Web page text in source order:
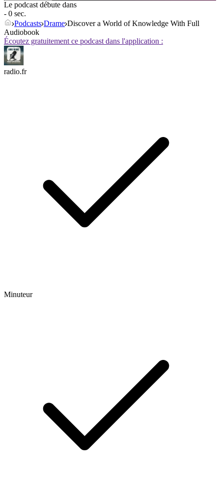
Le podcast débute dans
- 0 sec.
Podcasts Drame Discover a World of Knowledge With Full
Audiobook
Écoutez gratuitement ce podcast dans l'application :
radio.fr
Minuteur